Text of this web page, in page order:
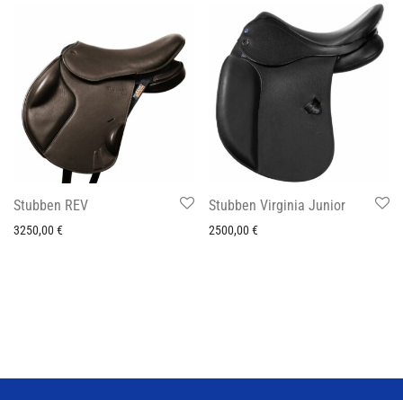
Stubben REV
3250,00€
Stubben Virginia Junior
2500,00€